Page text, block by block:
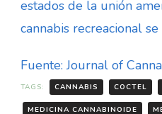
estados de la unión
cannabis recreacional
Fuente: Journal of
TAGS: CANNABIS COCTEL
MEDICINA CANNABINOIDE